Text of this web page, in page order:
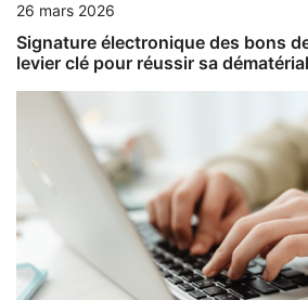
26 mars 2026
Signature électronique des bons
levier clé pour réussir sa